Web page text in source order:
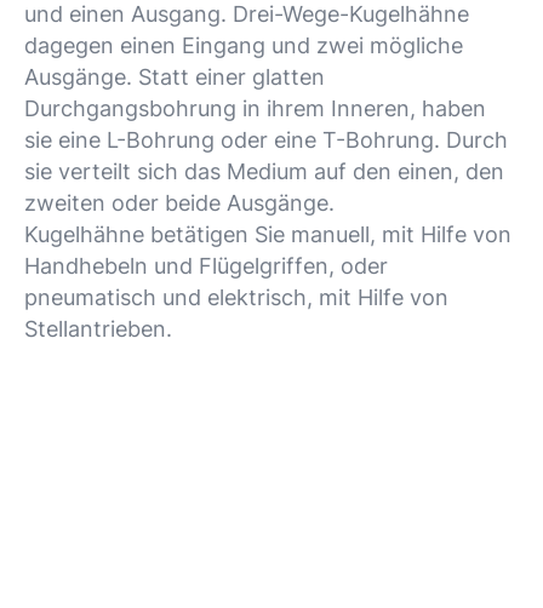
und einen Ausgang. Drei-Wege-Kugelhähne
dagegen einen Eingang und zwei mögliche
Ausgänge. Statt einer glatten
Durchgangsbohrung in ihrem Inneren, haben
sie eine L-Bohrung oder eine T-Bohrung. Durch
sie verteilt sich das Medium auf den einen, den
zweiten oder beide Ausgänge.
Kugelhähne betätigen Sie manuell, mit Hilfe von
Handhebeln und Flügelgriffen, oder
pneumatisch und elektrisch, mit Hilfe von
Stellantrieben.